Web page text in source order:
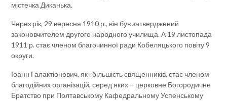
містечка Диканька.
Через рік, 29 вересня 1910 р., він був затверджений
законовчителем другого народного училища. А 19 листопада
1911 р. стає членом благочинної ради Кобеляцького повіту 9
округи.
Іоанн Галактіонович, як і більшість священників, стає членом
благодійних організацій, серед яких – церковне Богородичне
Братство при Полтавському Кафедральному Успенському